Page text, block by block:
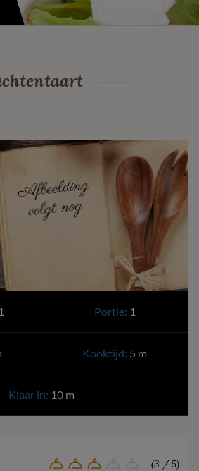
1 Portie: 1
Kooktijd: 5 m
Klaar in: 10 m
(3 / 5)